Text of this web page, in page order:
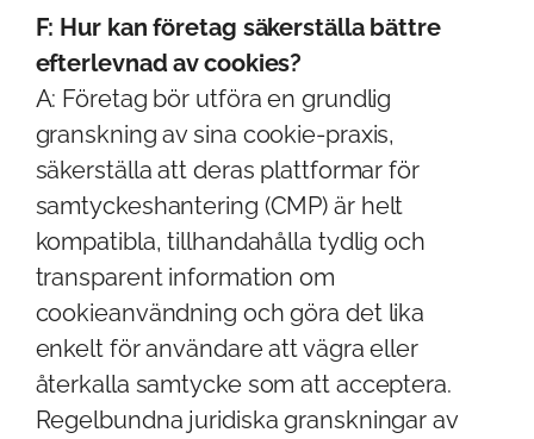
F: Hur kan företag säkerställa bättre
efterlevnad av cookies?
A: Företag bör utföra en grundlig
granskning av sina cookie-praxis,
säkerställa att deras plattformar för
samtyckeshantering (CMP) är helt
kompatibla, tillhandahålla tydlig och
transparent information om
cookieanvändning och göra det lika
enkelt för användare att vägra eller
återkalla samtycke som att acceptera.
Regelbundna juridiska granskningar av